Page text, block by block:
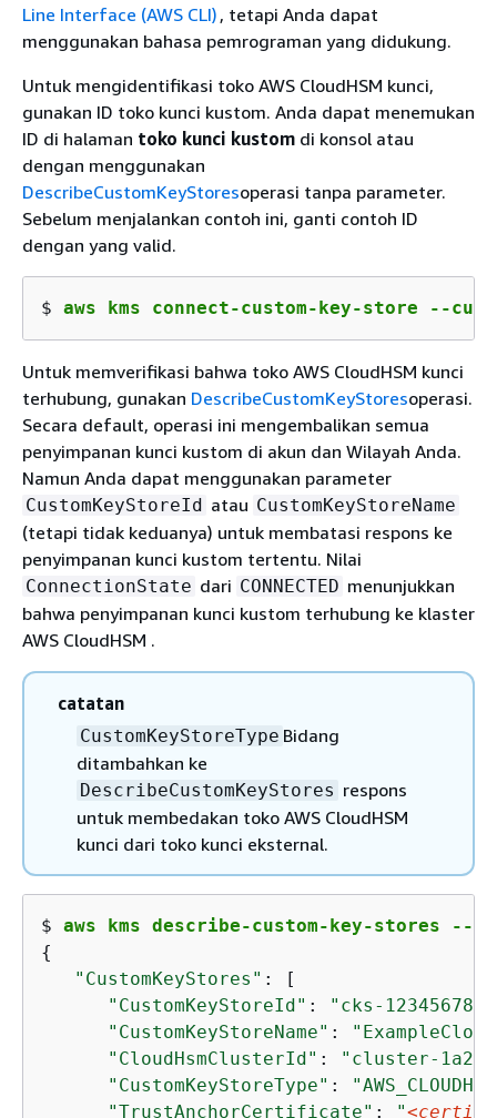
Line Interface (AWS CLI) , tetapi Anda dapat
menggunakan bahasa pemrograman yang didukung.
Untuk mengidentifikasi toko AWS CloudHSM kunci,
gunakan ID toko kunci kustom. Anda dapat menemukan
ID di halaman toko kunci kustom di konsol atau
dengan menggunakan
DescribeCustomKeyStoresoperasi tanpa parameter.
Sebelum menjalankan contoh ini, ganti contoh ID
dengan yang valid.
$ aws kms connect-custom-key-store --
Untuk memverifikasi bahwa toko AWS CloudHSM kunci
terhubung, gunakan DescribeCustomKeyStoresoperasi.
Secara default, operasi ini mengembalikan semua
penyimpanan kunci kustom di akun dan Wilayah Anda.
Namun Anda dapat menggunakan parameter
CustomKeyStoreId atau CustomKeyStoreName
(tetapi tidak keduanya) untuk membatasi respons ke
penyimpanan kunci kustom tertentu. Nilai
ConnectionState dari CONNECTED menunjukkan
bahwa penyimpanan kunci kustom terhubung ke klaster
AWS CloudHSM .
catatan
CustomKeyStoreType Bidang
ditambahkan ke
DescribeCustomKeyStores respons
untuk membedakan toko AWS CloudHSM
kunci dari toko kunci eksternal.
$ aws kms describe-custom-key-stores --
{
"CustomKeyStores" : [
"CustomKeyStoreId" :
"cks-
"CustomKeyStoreName" :
"CloudHsmClusterId" :
"cluster-
"CustomKeyStoreType" :
"TrustAnchorCertificate" : "